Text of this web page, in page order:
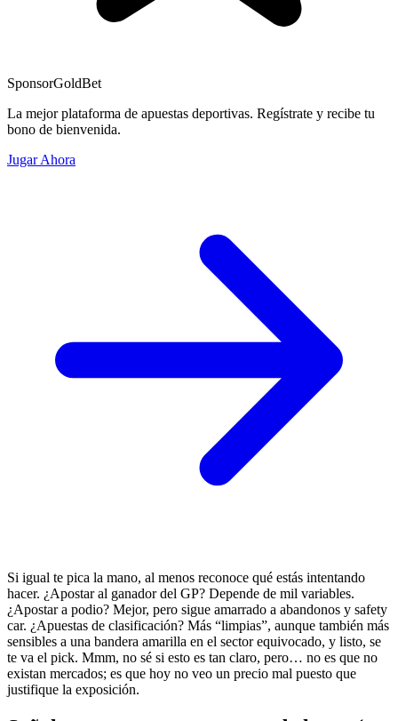
SponsorGoldBet
La mejor plataforma de apuestas deportivas. Regístrate y recibe tu
bono de bienvenida.
Jugar Ahora
Si igual te pica la mano, al menos reconoce qué estás intentando
hacer. ¿Apostar al ganador del GP? Depende de mil variables.
¿Apostar a podio? Mejor, pero sigue amarrado a abandonos y safety
car. ¿Apuestas de clasificación? Más “limpias”, aunque también más
sensibles a una bandera amarilla en el sector equivocado, y listo, se
te va el pick. Mmm, no sé si esto es tan claro, pero… no es que no
existan mercados; es que hoy no veo un precio mal puesto que
justifique la exposición.